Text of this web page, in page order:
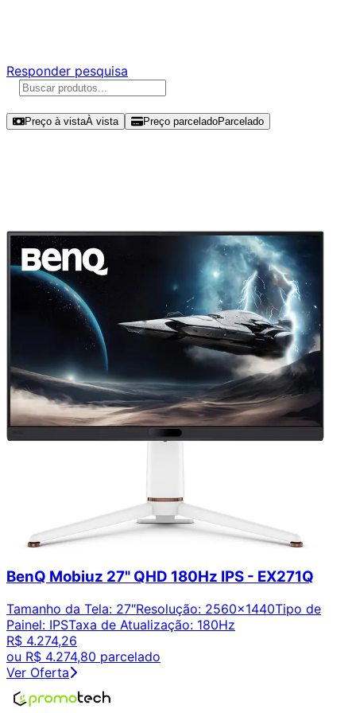
Responder pesquisa
Preço à vistaÀ vista Preço parceladoParcelado
BenQ Mobiuz 27" QHD 180Hz IPS - EX271Q
Tamanho da Tela: 27″Resolução: 2560x1440Tipo de
Painel: IPSTaxa de Atualização: 180Hz
R$ 4.274,26
ou R$ 4.274,80 parcelado
Ver Oferta